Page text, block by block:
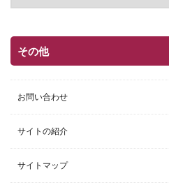
その他
お問い合わせ
サイトの紹介
サイトマップ